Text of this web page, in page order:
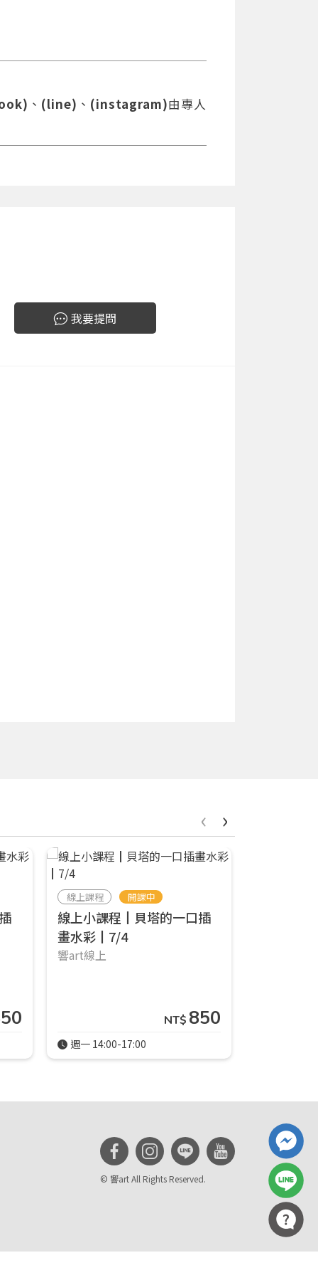
、 (line) 、 (instagram)由專人
我要提問
線上課程 開課中
線上小課程┃貝塔的一口插
畫水彩┃7/4
響art線上
NT$ 850
週一 14:00-17:00
‹ ›
© 響art All Rights Reserved.